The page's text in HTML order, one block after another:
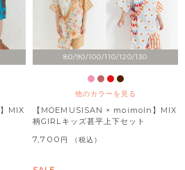
MIX
80/90/100/110/120/130
他のカラーを見る
【MOEMUSISAN × moimoln】MIX
柄GIRLキッズ甚平上下セット
7,700 税込